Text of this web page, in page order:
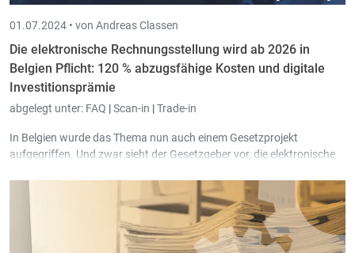
01.07.2024 • von Andreas Classen
Die elektronische Rechnungsstellung wird ab 2026 in
Belgien Pflicht: 120 % abzugsfähige Kosten und digitale
Investitionsprämie
abgelegt unter: FAQ |Scan-in |Trade-in
In Belgien wurde das Thema nun auch einem Gesetzprojekt
aufgegriffen. Und zwar sieht der Gesetzgeber vor, die elektronische
Ausschreibungen verpflichtend zu machen.